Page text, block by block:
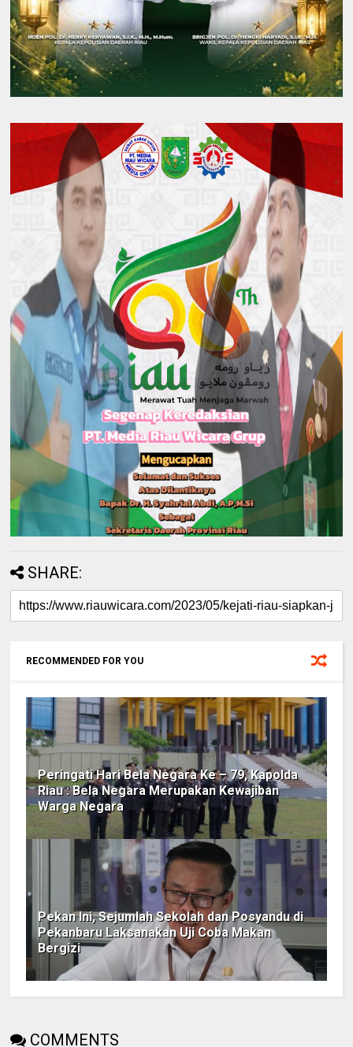
SHARE:
RECOMMENDED FOR YOU
Peringati Hari Bela Negara Ke – 79, Kapolda
Riau : Bela Negara Merupakan Kewajiban
Warga Negara
Pekan Ini, Sejumlah Sekolah dan Posyandu di
Pekanbaru Laksanakan Uji Coba Makan
Bergizi
COMMENTS